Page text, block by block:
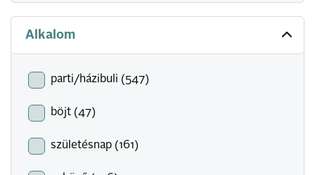
Alkalom
parti/házibuli (547)
böjt (47)
születésnap (161)